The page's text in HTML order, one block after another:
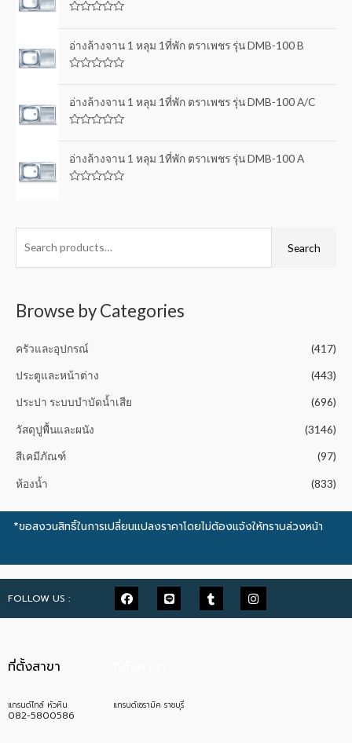
d
t
o
f
t
e
d
t
o
f
อ่างล้างจาน 1 หลุม 1ที่พัก ตราเพชร รุ่น DMB-100 B
t
e
d
t
o
f
อ่างล้างจาน 1 หลุม 1ที่พัก ตราเพชร รุ่น DMB-100 A/C
t
e
d
o
5
อ่างล้างจาน 1 หลุม 1ที่พัก ตราเพชร รุ่น DMB-100 A
d
o
Search
Browse by Categories
ครัวและอุปกรณ์ (417)
ประตูและหน้าต่าง (443)
ประปา ระบบบำบัดน้ำเสีย (696)
วัสดุปูพื้นและผนัง (3146)
สีเคมีภัณฑ์ (97)
ห้องน้ำ (833)
*ขอสงวนสิทธิ์ในการเปลี่ยนแปลงราคาโดยไม่ต้องแจ้งให้ทราบล่วงหน้า
FOLLOW US :
ที่ตั้งสาขา
แกรนด์ไทล์ หัวหิน
082-5800586
แกรนด์เซรามิค ราชบุรี